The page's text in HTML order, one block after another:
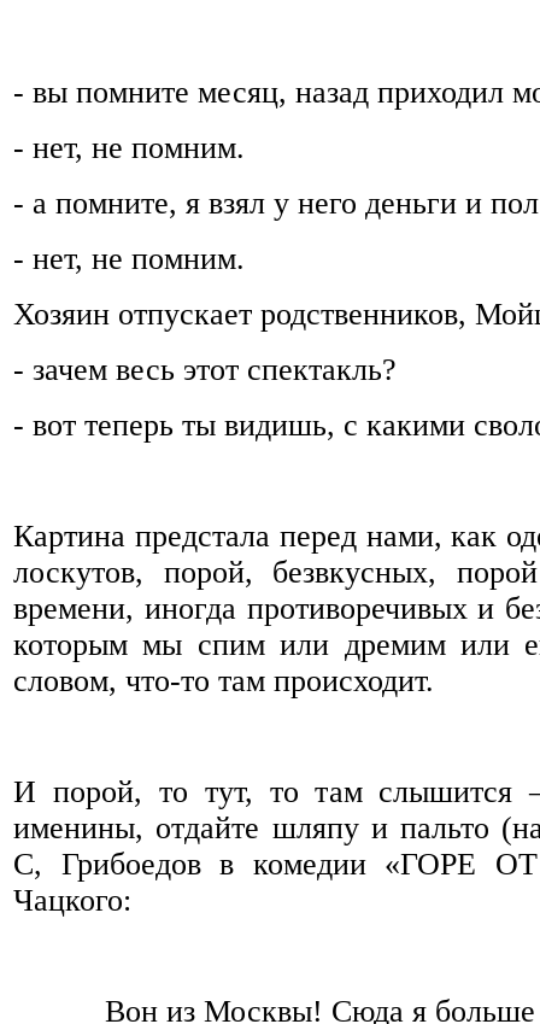
- вы помните месяц, назад приходил
- нет, не помним.
- а помните, я взял у него деньги и
- нет, не помним.
Хозяин отпускает родственников,
- зачем весь этот спектакль?
- вот теперь ты видишь, с какими
Картина предстала перед нами, как
лоскутов, порой, безвкусных,
времени, иногда противоречивых и
которым мы спим или дремим или
словом, что-то там происходит.
И порой, то тут, то там слышится
именины, отдайте шляпу и пальто
С, Грибоедов в комедии «ГОРЕ
Чацкого:
Вон из Москвы! Сюда я больше